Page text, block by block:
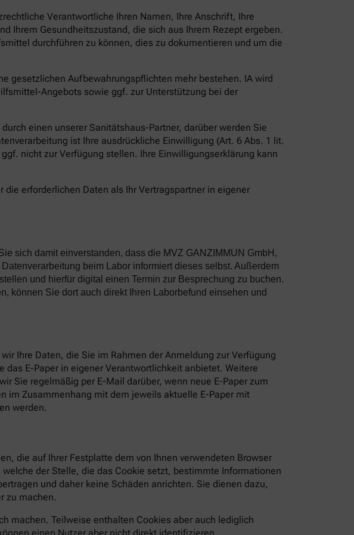
Verantwortliche Ihren Namen, Ihre Anschrift, Ihre
Ihrem Gesundheitszustand, die sich aus Ihrem Rezept ergeben.
durchführen zu können, dies zu dokumentieren und um die
gesetzlichen Aufbewahrungspflichten mehr bestehen. IA wird
Angebots sowie ggf. zur Unterstützung bei der
einen unserer Sanitätshaus-Partner, darüber werden Sie
ist Ihre ausdrückliche Einwilligung (Art. 6 Abs. 1 lit.
nicht zur Verfügung stellen. Ihre Einwilligungserklärung kann
erforderlichen Daten als Ihr Vertragspartner in eigener
sich damit einverstanden, dass die MVZ GANZIMMUN GmbH,
beim Labor informiert dieses selbst. Außerdem
und hierfür digital einen Termin zur Besprechung zu buchen.
können Sie dort auch direkt Ihren Laborbefund einsehen und
Ihre Daten, die Sie im Rahmen der Anmeldung zur Verfügung
E-Paper in eigener Verantwortlichkeit anbietet. Weitere
Sie regelmäßig per E-Mail darüber, wenn neue E-Paper zum
im Zusammenhang mit dem jeweils aktuelle E-Paper mit
werden.
die auf Ihrer Festplatte dem von Ihnen verwendeten Browser
der Stelle, die das Cookie setzt, bestimmte Informationen
und daher keine Schäden anrichten. Sie dienen dazu,
zu machen.
machen. Teilweise enthalten Cookies aber auch lediglich